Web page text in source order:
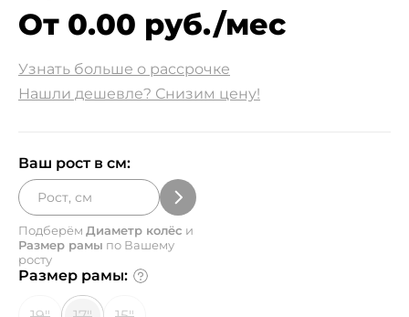
От 0.00 руб./мес
Узнать больше о рассрочке
Нашли дешевле? Снизим цену!
Ваш рост в см:
Подберём Диаметр колёс и
Размер рамы по Вашему
росту
Размер рамы: